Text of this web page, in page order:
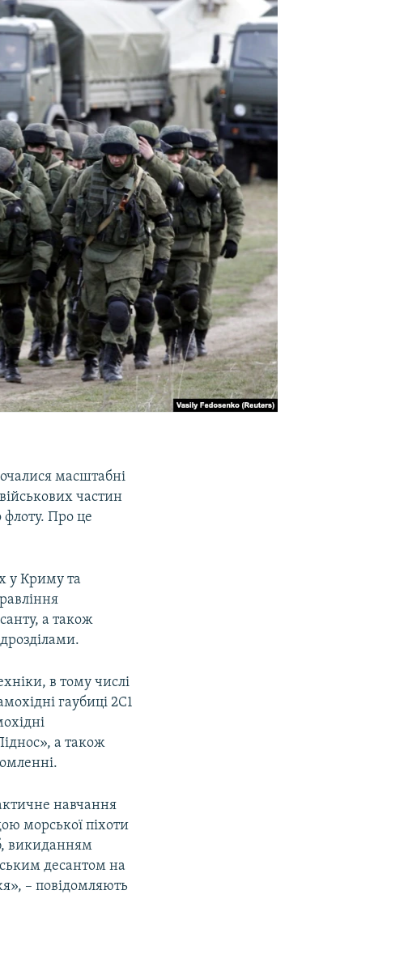
масштабні
частин
флоту. Про це
у Криму та
а також
в тому числі
гаубиці 2С1
а також
навчання
морської піхоти
викиданням
десантом на
– повідомляють